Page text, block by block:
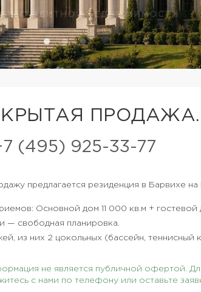
(495) 925-33-77
предлагается резиденция в Барвихе
Основной дом 11 000 кв.м + гостевой
— свободная планировка.
из них 2 цокольных (бассейн, теннисный
не является публичной офертой.
с нами по телефону или оставьте